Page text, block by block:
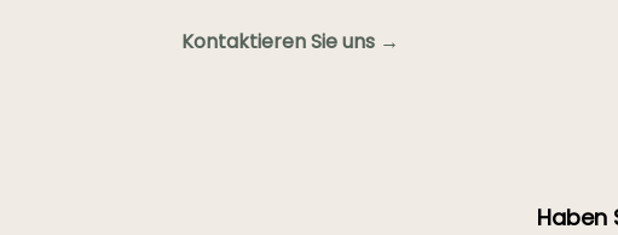
Kontaktieren Sie uns →
Haben